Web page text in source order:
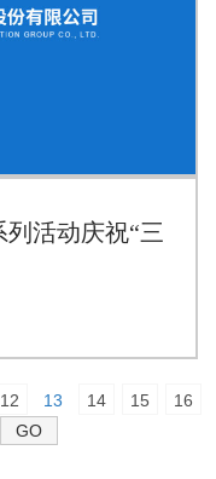
活动庆祝“三
12 13 14 15
16